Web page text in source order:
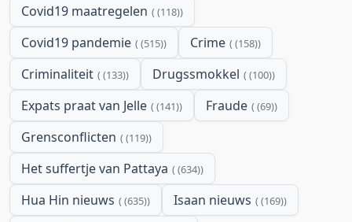
Covid19 maatregelen (118)
Covid19 pandemie (515) Crime (158)
Criminaliteit (133) Drugssmokkel (100)
Expats praat van Jelle (141) Fraude (69)
Grensconflicten (119)
Het suffertje van Pattaya (634)
Hua Hin nieuws (635) Isaan nieuws (169)